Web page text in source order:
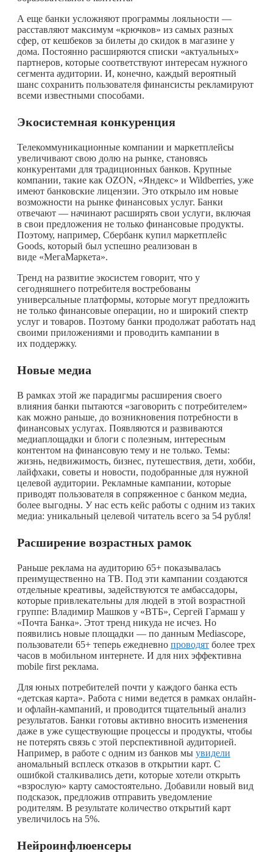
А еще банки усложняют программы лояльности —
расставляют максимум «крючков» из самых разных
сфер, от кешбеков за билеты до скидок в магазине у
дома. Постоянно расширяются списки «актуальных»
партнеров, которые соответствуют интересам нужного
сегмента аудитории. И, конечно, каждый вероятный
шанс сохранить пользователя финансисты рекламируют
всеми известными способами.
Экосистемная конкуренция
Телекоммуникационные компании и маркетплейсы
увеличивают свою долю на рынке, становясь
конкурентами для традиционных банков. Крупные
компании, такие как OZON, «Яндекс» и Wildberries, уже
имеют банковские лицензии. Это открыло им новые
возможности на рынке финансовых услуг. Банки
отвечают — начинают расширять свои услуги, включая
в свои предложения не только финансовые продукты.
Поэтому, например, Сбербанк купил маркетплейс
Goods, который был успешно реализован в
виде «МегаМаркета».
Тренд на развитие экосистем говорит, что у
сегодняшнего потребителя востребованы
универсальные платформы, которые могут предложить
не только финансовые операции, но и широкий спектр
услуг и товаров. Поэтому банки продолжат работать над
своими приложениями и проводить кампании в
их поддержку.
Новые медиа
В рамках этой же парадигмы расширения своего
влияния банки пытаются «заговорить с потребителем»
как можно раньше, до возникновения потребности в
финансовых услугах. Появляются и развиваются
медиаплощадки и блоги с полезным, интересным
контентом на финансовую тему и не только. Темы:
жизнь, недвижимость, бизнес, путешествия, дети, хобби,
лайфхаки, советы и новости, подобранные для нужной
целевой аудитории. Рекламные кампании, которые
приводят пользователя в сопряженное с банком медиа,
более выгодны. У нас есть кейс работы с одним из таких
медиа: уникальный целевой читатель всего за 54 рубля!
Расширение возрастных рамок
Раньше реклама на аудиторию 65+ показывалась
преимущественно на ТВ. Под эти кампании создаются
отдельные креативы, задействуются те амбассадоры,
которые привлекательны для людей в этой возрастной
группе: Владимир Машков у «ВТБ», Сергей Гармаш у
«Почта Банка». Этот тренд никуда не исчез. Но
появились новые площадки — по данным Mediascope,
пользователи 65+ теперь ежедневно проводят более трех
часов в мобильном интернете. И для них эффективна
mobile first реклама.
Для юных потребителей почти у каждого банка есть
«детская карта». Работа с ними ведется в рамках онлайн-
и офлайн-кампаний, и проводится тщательный анализ
результатов. Банки готовы активно вносить изменения
даже в уже существующие процессы и продукты, чтобы
не потерять связь с этой перспективной аудиторией.
Например, в работе с одним из банков мы увидели
аномальный всплеск отказов в открытии карт. С
ошибкой сталкивались дети, которые хотели открыть
«взрослую» карту самостоятельно. Добавили новый вид
подсказок, предложив отправить уведомление
родителям. В результате количество открытий карт
увеличилось на 5%.
Нейроинфлюенсеры